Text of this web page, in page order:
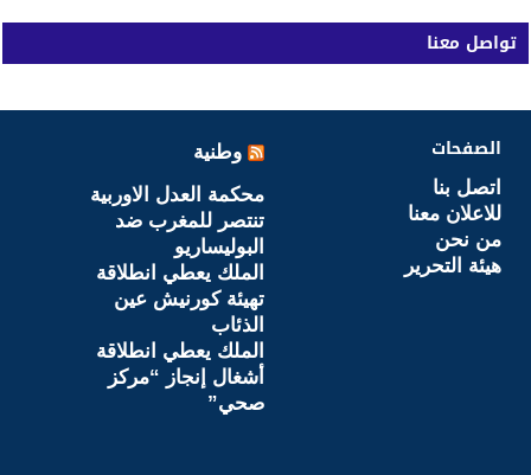
تواصل معنا
الصفحات
اتصل بنا
للاعلان معنا
من نحن
هيئة التحرير
وطنية
محكمة العدل الاوربية
تنتصر للمغرب ضد
البوليساريو
الملك يعطي انطلاقة
تهيئة كورنيش عين
الذئاب
الملك يعطي انطلاقة
أشغال إنجاز “مركز
صحي”